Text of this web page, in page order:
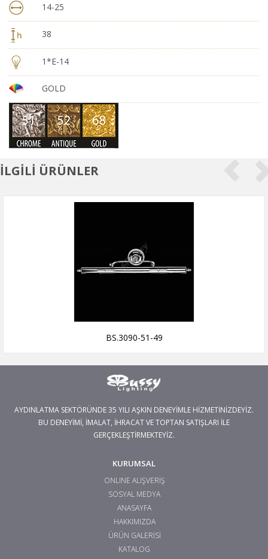
14-25
38
1*E-14
GOLD
İLGİLİ ÜRÜNLER
BS.3090-51-49
AYDINLATMA SEKTÖRÜNDE 35 YILI AŞKIN DENEYİMLE HİZMETİNİZDEYİZ.
BU DENEYİMİ, İMALAT, İHRACAT VE TOPTAN SATIŞLARI İLE
GERÇEKLEŞTİRMEKTEYİZ.
KURUMSAL
ONLINE ALIŞVERİŞ
SOSYAL MEDYA
ANASAYFA
HAKKIMIZDA
ÜRÜN GALERİSİ
KATALOG